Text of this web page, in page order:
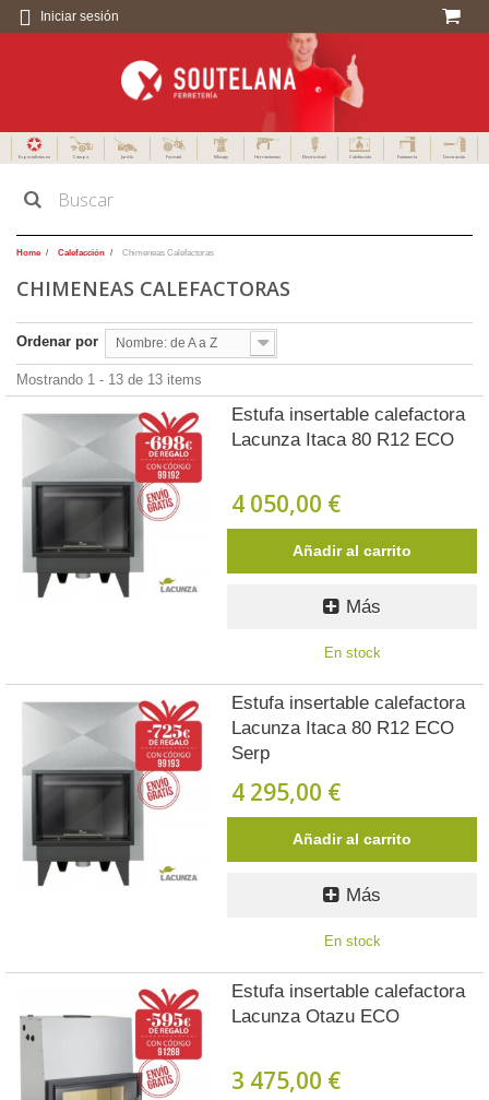
Iniciar sesión
Especialistas en Campo Jardín Forestal Menaje Herramientas Electricidad Calefacción Fontanería Decoración
Home Calefacción Chimeneas Calefactoras
CHIMENEAS CALEFACTORAS
Ordenar por Nombre: de A a Z
Mostrando 1 - 13 de 13 items
Estufa insertable calefactora
Lacunza Itaca 80 R12 ECO
4 050,00 €
Añadir al carrito
Más
En stock
Estufa insertable calefactora
Lacunza Itaca 80 R12 ECO
Serp
4 295,00 €
Añadir al carrito
Más
En stock
Estufa insertable calefactora
Lacunza Otazu ECO
3 475,00 €